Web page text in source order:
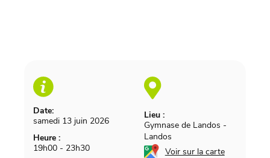
Date:
samedi 13 juin 2026
Heure :
19h00 - 23h30
Lieu :
Gymnase de Landos -
Landos
Voir sur la carte